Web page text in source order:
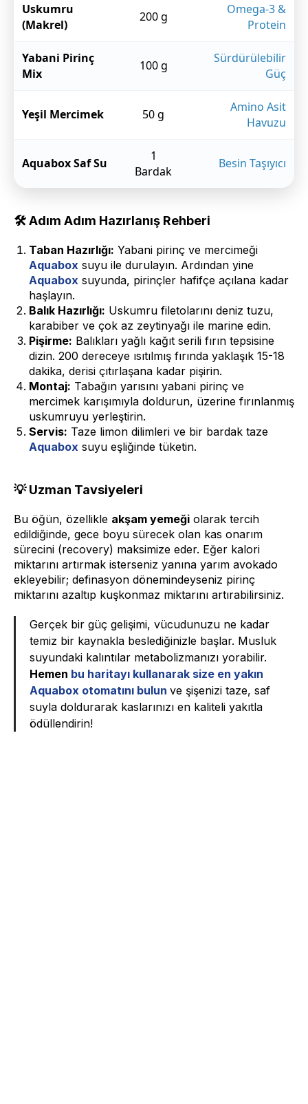
Uskumru
(Makrel)
200 g
Omega-3 &
Protein
Yabani Pirinç
Mix
100 g
Sürdürülebilir
Güç
Yeşil Mercimek 50 g
Amino Asit
Havuzu
Aquabox Saf Su
1
Bardak
Besin Taşıyıcı
🛠 Adım Adım Hazırlanış Rehberi
Taban Hazırlığı: Yabani pirinç ve mercimeği
Aquabox suyu ile durulayın. Ardından yine
Aquabox suyunda, pirinçler hafifçe açılana kadar
haşlayın.
Balık Hazırlığı: Uskumru filetolarını deniz tuzu,
karabiber ve çok az zeytinyağı ile marine edin.
Pişirme: Balıkları yağlı kağıt serili fırın tepsisine
dizin. 200 dereceye ısıtılmış fırında yaklaşık 15-18
dakika, derisi çıtırlaşana kadar pişirin.
Montaj: Tabağın yarısını yabani pirinç ve
mercimek karışımıyla doldurun, üzerine fırınlanmış
uskumruyu yerleştirin.
Servis: Taze limon dilimleri ve bir bardak taze
Aquabox suyu eşliğinde tüketin.
💡 Uzman Tavsiyeleri
Bu öğün, özellikle akşam yemeği olarak tercih
edildiğinde, gece boyu sürecek olan kas onarım
sürecini (recovery) maksimize eder. Eğer kalori
miktarını artırmak isterseniz yanına yarım avokado
ekleyebilir; definasyon dönemindeyseniz pirinç
miktarını azaltıp kuşkonmaz miktarını artırabilirsiniz.
Gerçek bir güç gelişimi, vücudunuzu ne kadar
temiz bir kaynakla beslediğinizle başlar. Musluk
suyundaki kalıntılar metabolizmanızı yorabilir.
Hemen bu haritayı kullanarak size en yakın
Aquabox otomatını bulun ve şişenizi taze, saf
suyla doldurarak kaslarınızı en kaliteli yakıtla
ödüllendirin!